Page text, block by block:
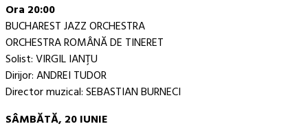
Ora 20:00
BUCHAREST JAZZ ORCHESTRA
ORCHESTRA ROMÂNĂ DE TINERET
Solist: VIRGIL IANŢU
Dirijor: ANDREI TUDOR
Director muzical: SEBASTIAN BURNECI
SÂMBĂTĂ, 20 IUNIE